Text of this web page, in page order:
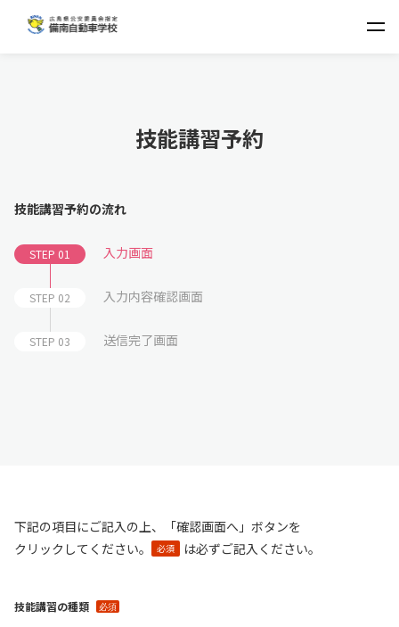
技能講習予約
技能講習予約の流れ
STEP 01 入力画面
STEP 02 入力内容確認画面
STEP 03 送信完了画面
下記の項目にご記入の上、「確認画面へ」ボタンを
クリックしてください。
必須 は必ずご記入ください。
技能講習の種類